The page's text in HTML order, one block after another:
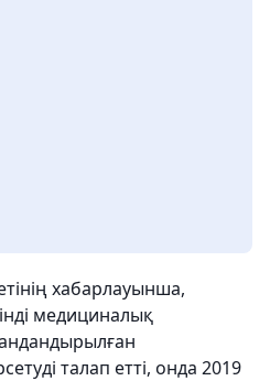
хабарлауынша,
медициналық
талап етті, онда 2019